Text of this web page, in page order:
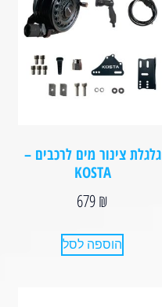
גלגלת צינור מים לרכבים –
KOSTA
679₪
הוספה לסל